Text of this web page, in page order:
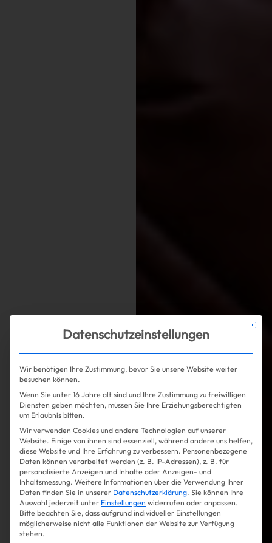
Mit
Datenschutzeinstellungen
Wir benötigen Ihre Zustimmung, bevor Sie unsere Website weiter
besuchen können.
Wenn Sie unter 16 Jahre alt sind und Ihre Zustimmung zu freiwilligen
Diensten geben möchten, müssen Sie Ihre Erziehungsberechtigten
um Erlaubnis bitten.
Wir verwenden Cookies und andere Technologien auf unserer
Website. Einige von ihnen sind essenziell, während andere uns helfen,
diese Website und Ihre Erfahrung zu verbessern. Personenbezogene
Daten können verarbeitet werden (z. B. IP-Adressen), z. B. für
personalisierte Anzeigen und Inhalte oder Anzeigen- und
Inhaltsmessung. Weitere Informationen über die Verwendung Ihrer
Daten finden Sie in unserer Datenschutzerklärung. Sie können Ihre
Auswahl jederzeit unter Einstellungen widerrufen oder anpassen.
Bitte beachten Sie, dass aufgrund individueller Einstellungen
möglicherweise nicht alle Funktionen der Website zur Verfügung
stehen.